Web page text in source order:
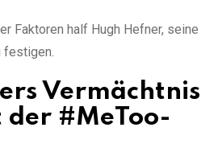
Faktoren half Hugh Hefner, seine
festigen.
Vermächtnis
der #MeToo-